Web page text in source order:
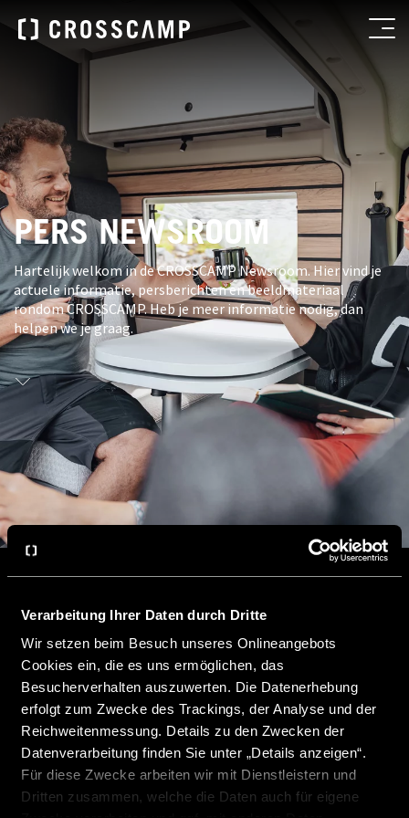
Verarbeitung Ihrer Daten durch Dritte
Wir setzen beim Besuch unseres Onlineangebots
Cookies ein, die es uns ermöglichen, das
Besucherverhalten auszuwerten. Die Datenerhebung
erfolgt zum Zwecke des Trackings, der Analyse und der
Reichweitenmessung. Details zu den Zwecken der
Datenverarbeitung finden Sie unter „Details anzeigen“.
Für diese Zwecke arbeiten wir mit Dienstleistern und
Dritten zusammen, welche die Daten auch für eigene
PERS NEWSROOM
Hartelijk welkom in de CROSSCAMP Newsroom. Hier vind je
actuele informatie, persberichten en beeldmateriaal
rondom CROSSCAMP. Heb je meer informatie nodig, dan
helpen we je graag.
PERSCONTACT
Helge Vester
E-Mail: presse@crosscamp.com
E-mail versturen